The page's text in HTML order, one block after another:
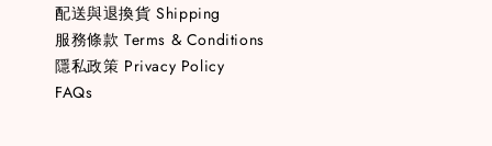
配送與退換貨 Shipping
服務條款 Terms & Conditions
隱私政策 Privacy Policy
FAQs